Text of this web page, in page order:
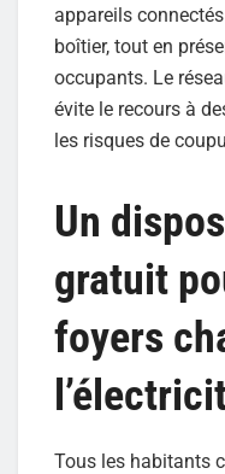
appareils
boîtier, tout en
occupants. Le
évite le recours à
les risques de
Un
gratuit
foyers
Tous les habitants